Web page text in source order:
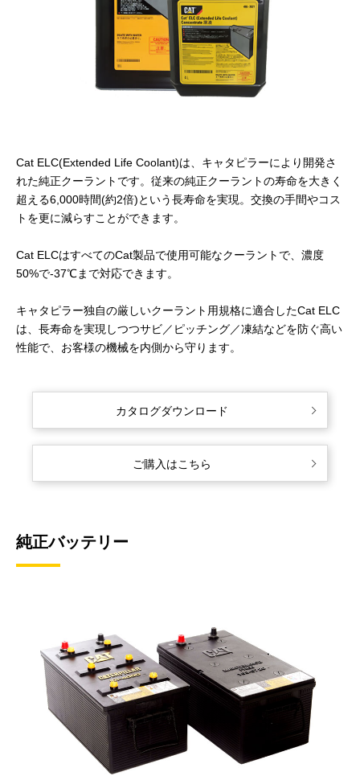
Cat ELC(Extended Life Coolant)は、キャタピラーにより開発さ
れた純正クーラントです。従来の純正クーラントの寿命を大きく
超える6,000時間(約2倍)という長寿命を実現。交換の手間やコス
トを更に減らすことができます。
Cat ELCはすべてのCat製品で使用可能なクーラントで、濃度
50%で-37℃まで対応できます。
キャタピラー独自の厳しいクーラント用規格に適合したCat ELC
は、長寿命を実現しつつサビ／ピッチング／凍結などを防ぐ高い
性能で、お客様の機械を内側から守ります。
カタログダウンロード
ご購入はこちら
純正バッテリー